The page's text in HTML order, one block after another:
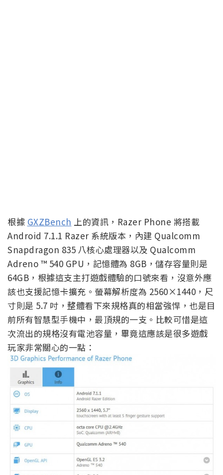
根據 GXZBench 上的資訊，Razer Phone 將搭載
Android 7.1.1 Razer 系統版本，內建 Qualcomm
Snapdragon 835 八核心處理器以及 Qualcomm
Adreno ™ 540 GPU，記憶體為 8GB，儲存容量則是
64GB，根據這支主打遊戲體驗的口號來看，沒意外應
該也支援記憶卡擴充。螢幕解析度為 2560×1440，尺
寸則是 5.7 吋，整體看下來規格真的相當強悍，也是目
前所有智慧型手機中，最頂規的一支。比較可惜是這
次流出的規格沒有電池容量，畢竟這應該是很多遊戲
玩家非常關心的一點：